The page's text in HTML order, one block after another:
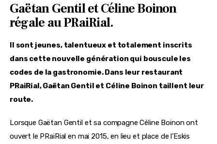
Gaëtan Gentil et Céline Boinon
régale au PRaiRial.
Il sont jeunes, talentueux et totalement inscrits
dans cette nouvelle génération qui bouscule les
codes de la gastronomie. Dans leur restaurant
PRaiRial, Gaëtan Gentil et Céline Boinon taillent leur
route.
Lorsque Gaëtan Gentil et sa compagne Céline Boinon ont
ouvert le PRaiRial en mai 2015, en lieu et place de l’Eskis